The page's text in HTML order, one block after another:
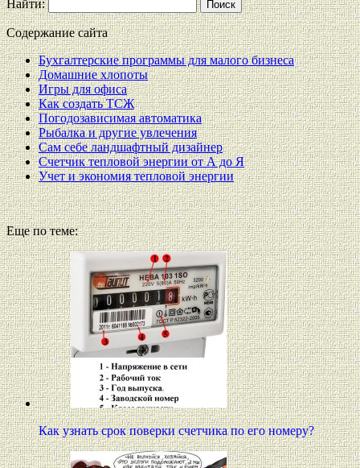
Найти:
Содержание сайта
Бухгалтерские программы для малого бизнеса
Домашние хлопоты
Игры для офиса
Как создать ТСЖ
Погодозависимая автоматика
Рыбалка и другие увлечения
Сам себе ландшафтный дизайнер
Счетчик тепловой энергии от А до Я
Учет и экономия тепловой энергии
Еще по теме:
Как узнать срок поверки счетчика по его номеру?